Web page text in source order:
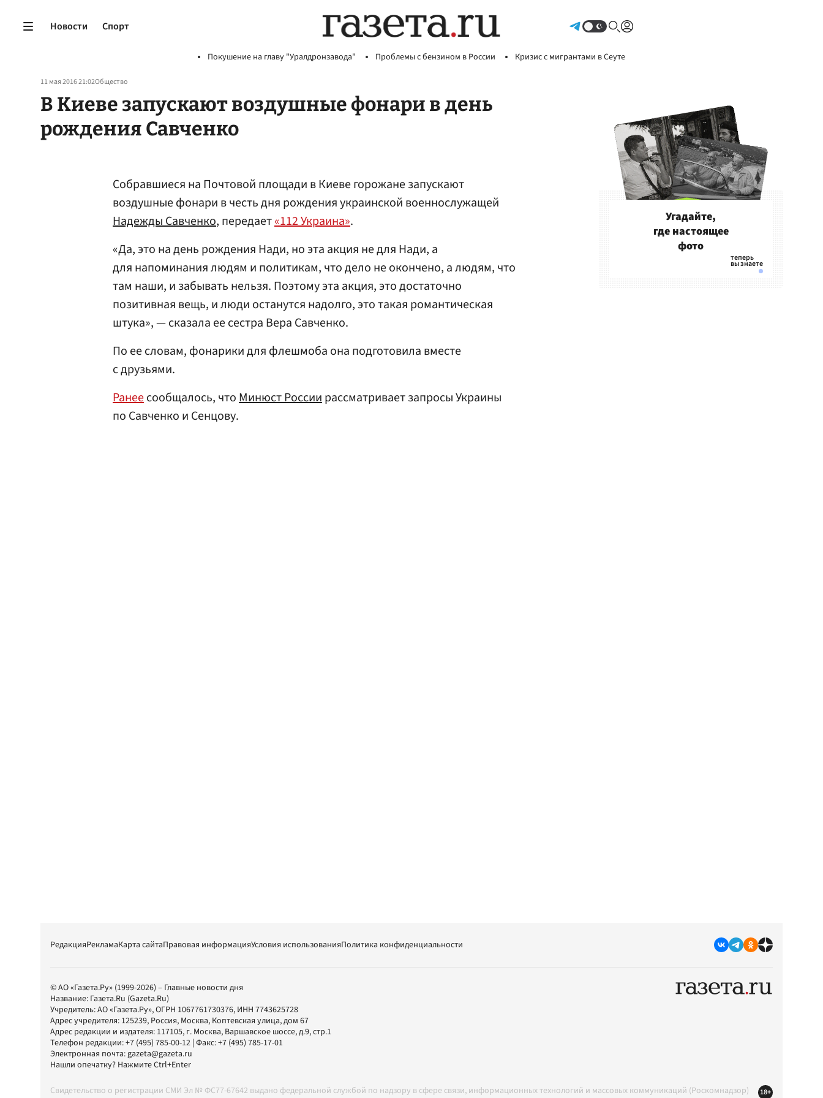
Новости Спорт
Покушение на главу "Уралдронзавода" Проблемы с бензином в России Кризис с мигрантами в Сеуте
11 мая 2016 21:02Общество
В Киеве запускают воздушные фонари в день
рождения Савченко
Собравшиеся на Почтовой площади в Киеве горожане запускают
воздушные фонари в честь дня рождения украинской военнослужащей
НадеждыСавченко, передает«112 Украина».
«Да, это на день рождения Нади, но эта акция не для Нади, а
для напоминания людям и политикам, что дело не окончено, а людям, что
там наши, и забывать нельзя. Поэтому эта акция, это достаточно
позитивная вещь, и люди останутся надолго, это такая романтическая
штука», — сказала ее сестра Вера Савченко.
По ее словам, фонарики для флешмоба она подготовила вместе
с друзьями.
Ранеесообщалось, чтоМинюст Россиирассматривает запросы Украины
по Савченко и Сенцову.
Угадайте,
где настоящее
фото
РедакцияРекламаКарта сайтаПравовая информацияУсловия использованияПолитика конфиденциальности
© АО «Газета.Ру» (1999-2026) – Главные новости дня
Название: Газета.Ru (Gazeta.Ru)
Учредитель:АО «Газета.Ру», ОГРН 1067761730376, ИНН 7743625728
Адрес учредителя: 125239, Россия, Москва, Коптевская улица, дом 67
Адрес редакции и издателя: 117105, г. Москва, Варшавское шоссе, д.9, стр.1
Телефон редакции:+7 (495) 785-00-12 | Факс:+7 (495) 785-17-01
Электронная почта:gazeta@gazeta.ru
Нашли опечатку? Нажмите Ctrl+Enter
Свидетельство о регистрации СМИ Эл № ФС77-67642 выдано федеральной службой по надзору в сфере связи, информационных технологий и массовых коммуникаций (Роскомнадзор)
18+